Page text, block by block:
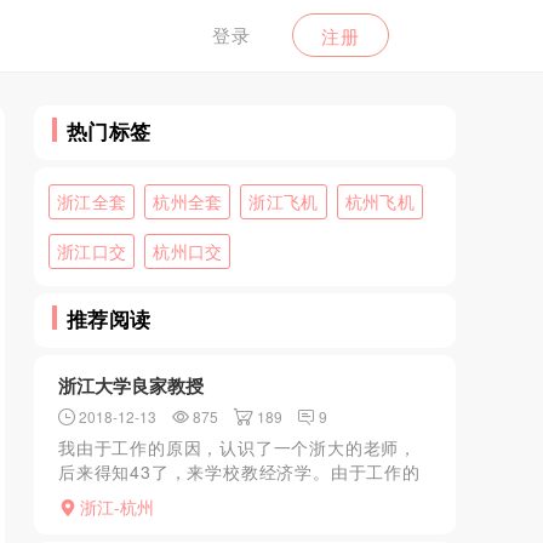
登录 注册
热门标签
浙江全套 杭州全套 浙江飞机 杭州飞机
浙江口交 杭州口交
推荐阅读
浙江大学良家教授
2018-12-13 875 189 9
我由于工作的原因，认识了一个浙大的老师，
后来得知43了，来学校教经济学。由于工作的
原因大家经常联系，慢慢就熟悉了起来，但是
一直都是处于工作关系，没有越迟半步。有一
浙江-杭州